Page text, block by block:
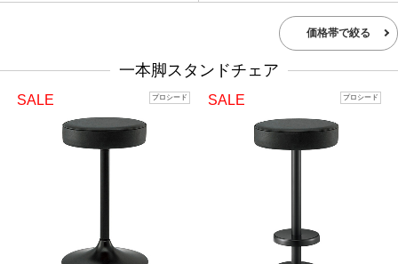
価格帯で絞る
一本脚スタンドチェア
SALE プロシード SALE プロシード